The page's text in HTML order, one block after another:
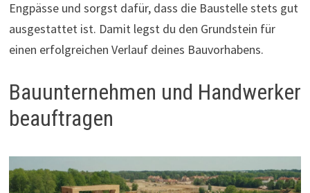
Engpässe und sorgst dafür, dass die Baustelle stets gut
ausgestattet ist. Damit legst du den Grundstein für
einen erfolgreichen Verlauf deines Bauvorhabens.
Bauunternehmen und Handwerker
beauftragen